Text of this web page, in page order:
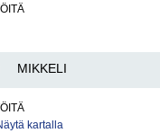
MIKKELI
kartalla